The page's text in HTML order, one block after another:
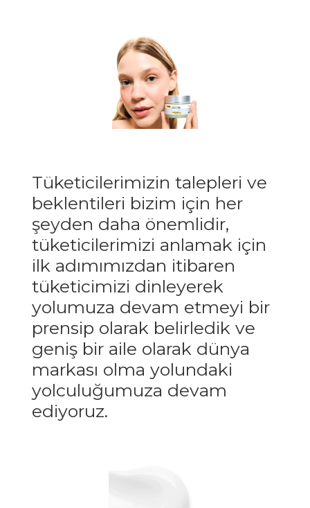
Tüketicilerimizin talepleri ve
beklentileri bizim için her
şeyden daha önemlidir,
tüketicilerimizi anlamak için
ilk adımımızdan itibaren
tüketicimizi dinleyerek
yolumuza devam etmeyi bir
prensip olarak belirledik ve
geniş bir aile olarak dünya
markası olma yolundaki
yolculuğumuza devam
ediyoruz.